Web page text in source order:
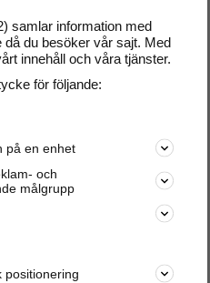
samlar information med
då du besöker vår sajt. Med
innehåll och våra tjänster.
för följande:
på en enhet
och
målgrupp
positionering